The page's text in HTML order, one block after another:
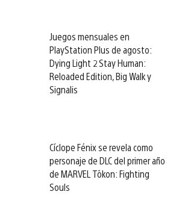
Juegos mensuales en
PlayStation Plus de agosto:
Dying Light 2 Stay Human:
Reloaded Edition, Big Walk y
Signalis
Cíclope Fénix se revela como
personaje de DLC del primer año
de MARVEL Tōkon: Fighting
Souls